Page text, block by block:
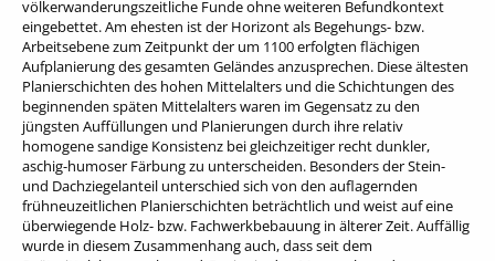
völkerwanderungszeitliche Funde ohne weiteren Befundkontext
eingebettet. Am ehesten ist der Horizont als Begehungs- bzw.
Arbeitsebene zum Zeitpunkt der um 1100 erfolgten flächigen
Aufplanierung des gesamten Geländes anzusprechen. Diese ältesten
Planierschichten des hohen Mittelalters und die Schichtungen des
beginnenden späten Mittelalters waren im Gegensatz zu den
jüngsten Auffüllungen und Planierungen durch ihre relativ
homogene sandige Konsistenz bei gleichzeitiger recht dunkler,
aschig-humoser Färbung zu unterscheiden. Besonders der Stein-
und Dachziegelanteil unterschied sich von den auflagernden
frühneuzeitlichen Planierschichten beträchtlich und weist auf eine
überwiegende Holz- bzw. Fachwerkbebauung in älterer Zeit. Auffällig
wurde in diesem Zusammenhang auch, dass seit dem